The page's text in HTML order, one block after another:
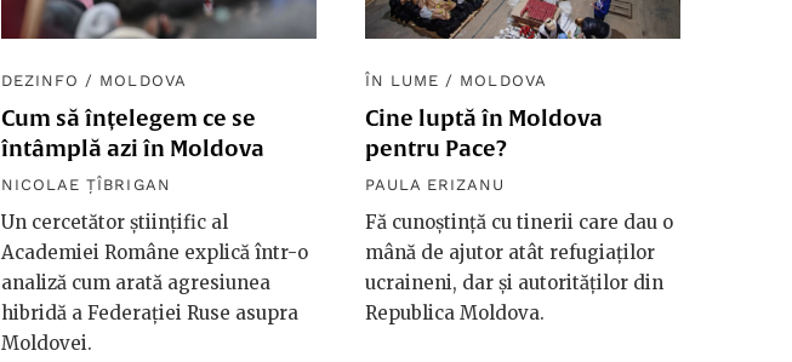
DEZINFO / MOLDOVA
Cum să înțelegem ce se
întâmplă azi în Moldova
NICOLAE ȚÎBRIGAN
Un cercetător științific al
Academiei Române explică într-o
analiză cum arată agresiunea
hibridă a Federației Ruse asupra
Moldovei.
ÎN LUME / MOLDOVA
Cine luptă în Moldova
pentru Pace?
PAULA ERIZANU
Fă cunoștință cu tinerii care dau o
mână de ajutor atât refugiaților
ucraineni, dar și autorităților din
Republica Moldova.